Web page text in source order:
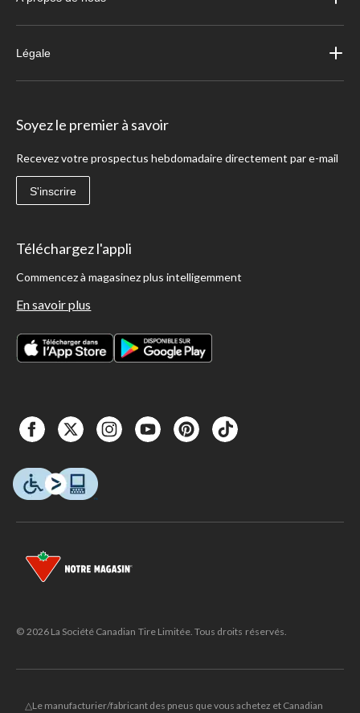
Légale
Soyez le premier à savoir
Recevez votre prospectus hebdomadaire directement par e-mail
S'inscrire
Téléchargez l'appli
Commencez à magasinez plus intelligemment
En savoir plus
© 2026 La Société Canadian Tire Limitée. Tous droits réservés.
△Le manufacturier/fabricant des pneus que vous achetez et Canadian